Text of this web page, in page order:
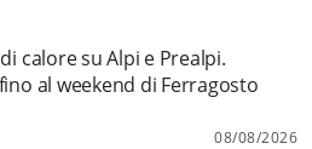
calore su Alpi e Prealpi.
al weekend di Ferragosto
08/08/2026